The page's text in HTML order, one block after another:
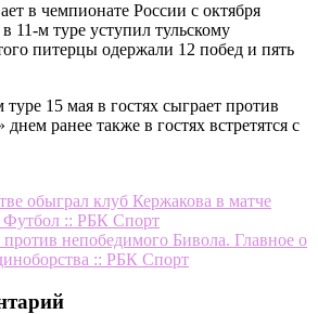
в чемпионате России с октября
11-м туре уступил тульскому
питерцы одержали 12 побед и пять
15 мая в гостях сыграет против
ранее также в гостях встретятся с
обыграл клуб Кержакова в матче
Футбол :: РБК Спорт
непобедимого Бивола. Главное о
:: РБК Спорт